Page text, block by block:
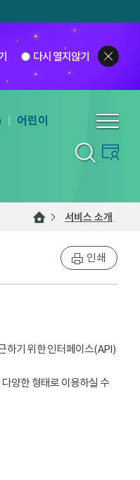
다시 열지않기
어린이
서비스 소개
인쇄
하기 위한 인터페이스(API)
양한 형태로 이용하실 수